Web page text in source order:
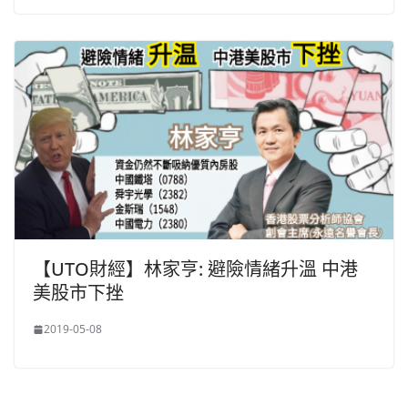
【UTO財經】林家亨: 避險情緒升溫 中港
美股市下挫
2019-05-08